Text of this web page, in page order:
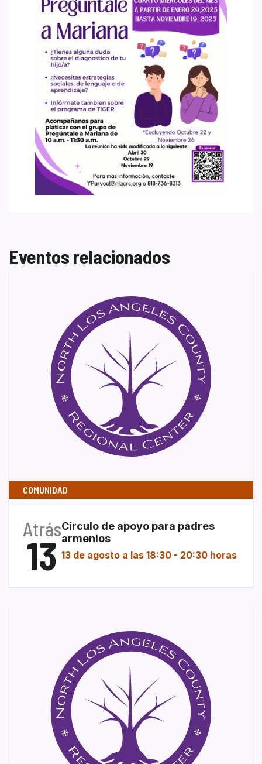
Eventos relacionados
COMUNIDAD
Atrás
13
Círculo de apoyo para padres
armenios
13 de agosto a las 18:30 - 20:30 horas